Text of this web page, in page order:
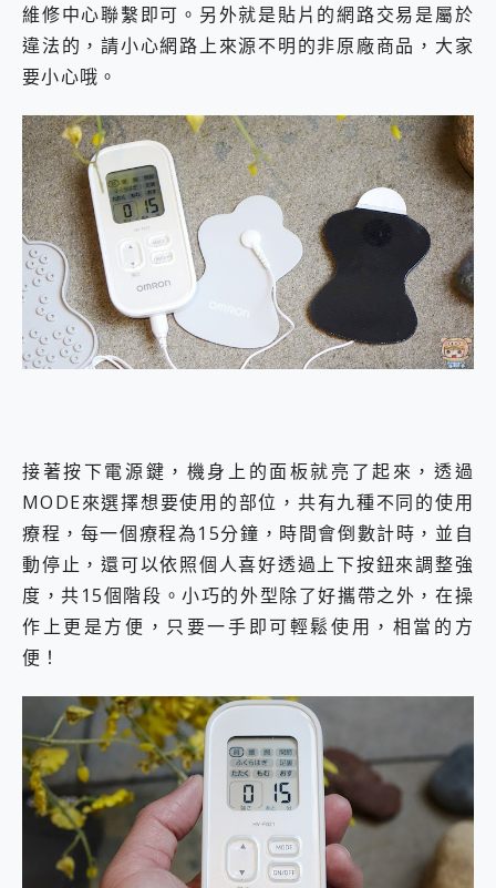
維修中心聯繫即可。另外就是貼片的網路交易是屬於
違法的，請小心網路上來源不明的非原廠商品，大家
要小心哦。
接著按下電源鍵，機身上的面板就亮了起來，透過
MODE來選擇想要使用的部位，共有九種不同的使用
療程，每一個療程為15分鐘，時間會倒數計時，並自
動停止，還可以依照個人喜好透過上下按鈕來調整強
度，共15個階段。小巧的外型除了好攜帶之外，在操
作上更是方便，只要一手即可輕鬆使用，相當的方
便！